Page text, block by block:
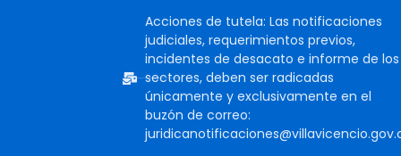
Acciones de tutela: Las notificaciones
judiciales, requerimientos previos,
incidentes de desacato e informe de los
sectores, deben ser radicadas
únicamente y exclusivamente en el
buzón de correo: